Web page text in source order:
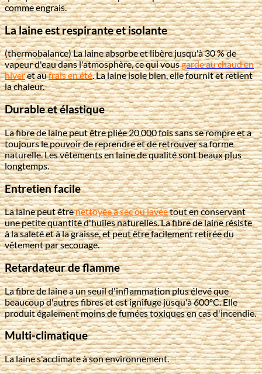
comme engrais.
La laine est respirante et isolante
(thermobalance) La laine absorbe et libère jusqu'à 30 % de
vapeur d'eau dans l'atmosphère, ce qui vousgarde au chaud en
hiveret aufrais en été. La laine isole bien, elle fournit et retient
la chaleur.
Durable et élastique
La fibre de laine peut être pliée 20 000 fois sans se rompre et a
toujours le pouvoir de reprendre et de retrouver sa forme
naturelle. Les vêtements en laine de qualité sont beaux plus
longtemps.
Entretien facile
La laine peut êtrenettoyée à sec ou lavéetout en conservant
une petite quantité d'huiles naturelles. La fibre de laine résiste
à la saleté et à la graisse, et peut être facilement retirée du
vêtement par secouage.
Retardateur de flamme
La fibre de laine a un seuil d'inflammation plus élevé que
beaucoup d'autres fibres et est ignifuge jusqu'à 600ºC. Elle
produit également moins de fumées toxiques en cas d'incendie.
Multi-climatique
La laine s'acclimate à son environnement.